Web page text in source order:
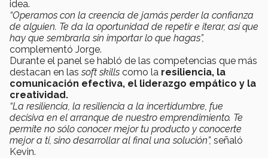
idea.
“Operamos con la creencia de jamás perder la confianza
de alguien. Te da la oportunidad de repetir e iterar, así que
hay que sembrarla sin importar lo que hagas”,
complementó Jorge.
Durante el panel se habló de las competencias que más
destacan en lassoft skills como la resiliencia, la
comunicación efectiva, el liderazgo empático y la
creatividad.
“La resiliencia, la resiliencia a la incertidumbre, fue
decisiva en el arranque de nuestro emprendimiento. Te
permite no sólo conocer mejor tu producto y conocerte
mejor a ti, sino desarrollar al final una solución”, señaló
Kevin.